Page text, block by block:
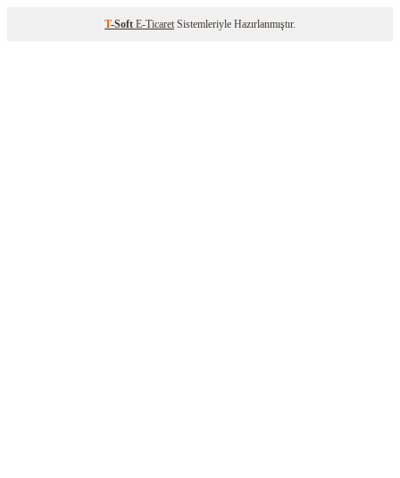
T-Soft E-Ticaret Sistemleriyle Hazırlanmıştır.